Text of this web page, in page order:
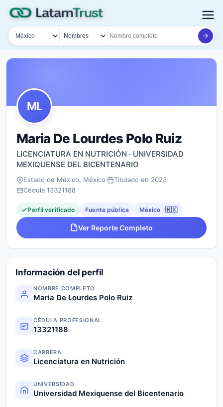
País
Tipo de búsqueda
Nombre o documento
ML
Maria De Lourdes Polo Ruiz
LICENCIATURA EN NUTRICIÓN · UNIVERSIDAD
MEXIQUENSE DEL BICENTENARIO
Estado de México, México
Titulado en 2023
Cédula 13321188
Perfil verificado Fuente pública México · 🇲🇽
Ver Reporte Completo
Información del perfil
NOMBRE COMPLETO
Maria De Lourdes Polo Ruiz
CÉDULA PROFESIONAL
13321188
CARRERA
Licenciatura en Nutrición
UNIVERSIDAD
Universidad Mexiquense del Bicentenario